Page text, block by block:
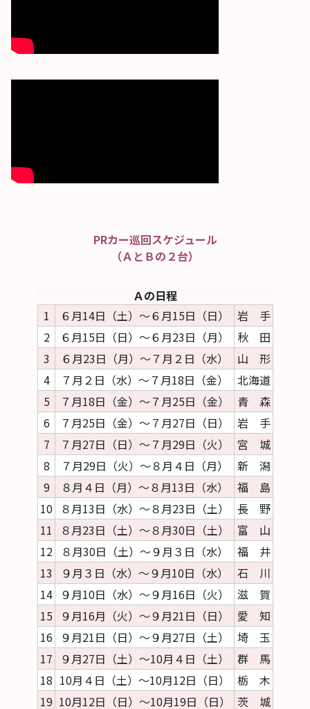
PRカー巡回スケジュール
（ＡとＢの２台）
Ａの日程
1
６月14日（土）～６月15日（日）
岩 手
2
６月15日（日）～６月23日（月）
秋 田
3
６月23日（月）～７月２日（水）
山 形
4
７月２日（水）～７月18日（金）
北海道
5
７月18日（金）～７月25日（金）
青 森
6
７月25日（金）～７月27日（日）
岩 手
7
７月27日（日）～７月29日（火）
宮 城
8
７月29日（火）～８月４日（月）
新 潟
9
８月４日（月）～８月13日（水）
福 島
10 ８月13日（水）～８月23日（土）
長 野
11
８月23日（土）～８月30日（土）
富 山
12
８月30日（土）～９月３日（水）
福 井
13
９月３日（水）～９月10日（水）
石 川
14 ９月10日（水）～９月16日（火）
滋 賀
15
９月16月（火）～９月21日（日）
愛 知
16
９月21日（日）～９月27日（土）
埼 玉
17
９月27日（土）～10月４日（土）
群 馬
18 10月４日（土）～10月12日（日）
栃 木
19 10月12日（日）～10月19日（日）
茨 城